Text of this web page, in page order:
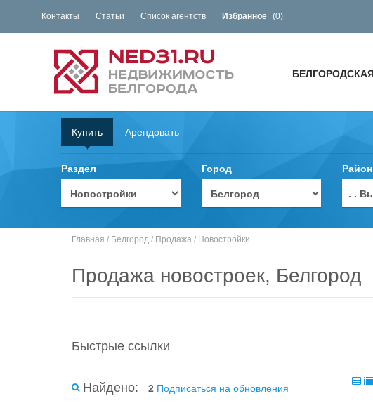
Контакты Статьи Список агентств Избранное (0)
Купить Арендовать
Раздел Город Район
. .
Главная / Белгород / Продажа / Новостройки
Продажа новостроек, Белгород
Быстрые ссылки
Найдено: 2 Подписаться на обновления